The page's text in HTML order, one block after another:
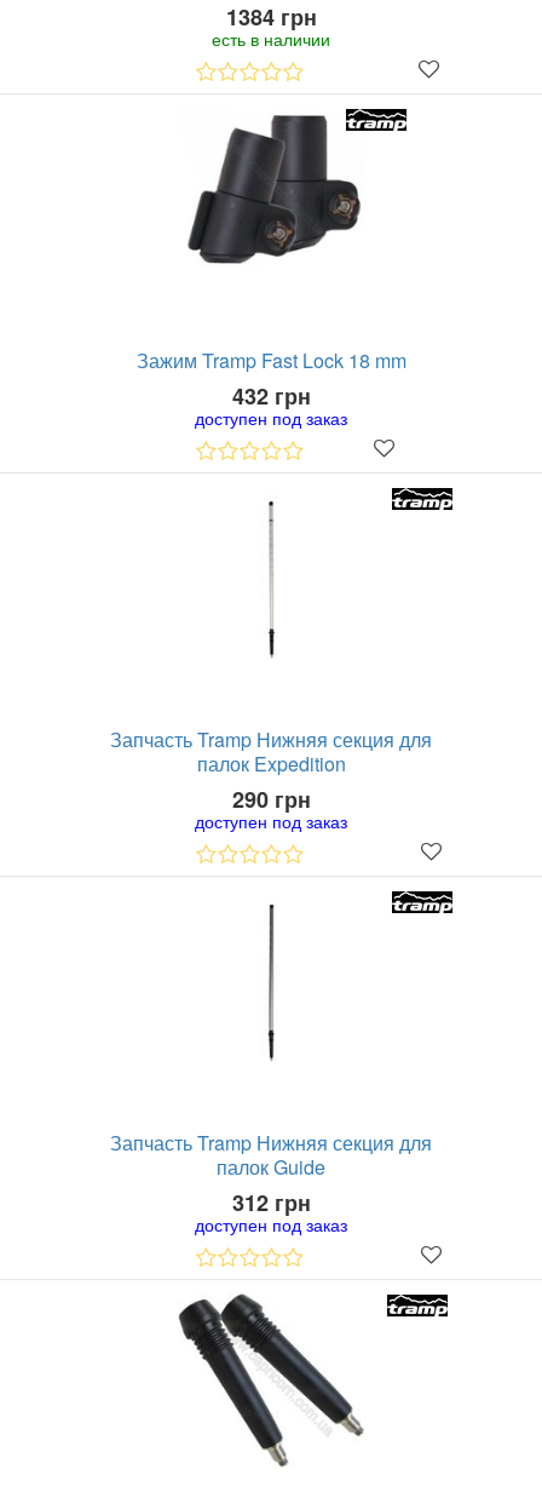
1384 грн
есть в наличии
Зажим Tramp Fast Lock 18 mm
432 грн
доступен под заказ
Запчасть Tramp Нижняя секция для
палок Expedition
290 грн
доступен под заказ
Запчасть Tramp Нижняя секция для
палок Guide
312 грн
доступен под заказ